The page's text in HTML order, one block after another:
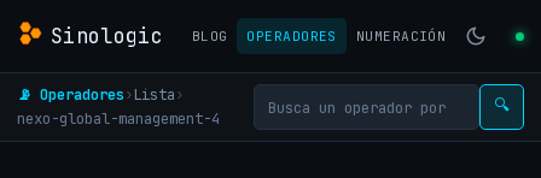
Sinologic BLOG OPERADORES NUMERACIÓN
📡 Operadores› Lista›
nexo-global-management-4
🔍